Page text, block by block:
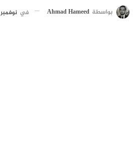
بواسطة Ahmad Hameed في نوفمبر 3, 2020